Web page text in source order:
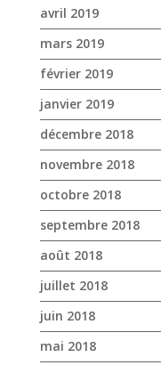
novembre 2018
octobre 2018
septembre 2018
août 2018
juillet 2018
juin 2018
mai 2018
avril 2018
mars 2018
février 2018
janvier 2018
décembre 2017